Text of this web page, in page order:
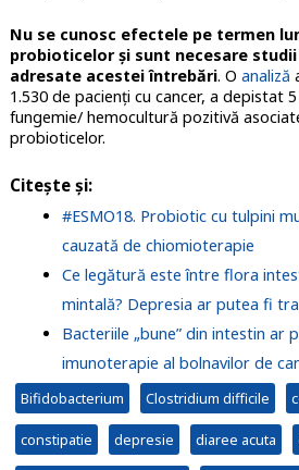
Nu se cunosc efectele pe termen
probioticelor și sunt necesare
adresate acestei întrebări. O analiză
1.530 de pacienți cu cancer, a depistat
fungemie/ hemocultură pozitivă
probioticelor.
Citește și:
#ESMO18. Probiotic cu tulpini
cauzată de chiomioterapie
Ce legătură este între flora
mintală? Depresia ar putea fi
Bacteriile „bune” din intestin ar
imunoterapie al bolnavilor de
Bifidobacterium Clostridium difficile
constipatie depresie diaree acuta